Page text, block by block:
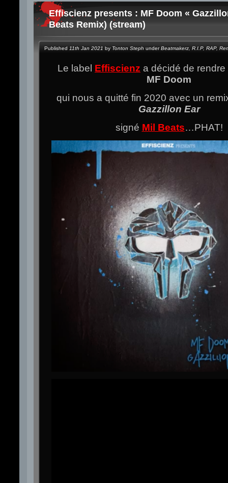
Effiscienz presents : MF Doom «
Beats Remix) (stream)
Published 11th Jan 2021 by Tonton Steph underBeatmakerz R.I.P, RAP,
Le label Effiscienz a décidé de
MF Doom
qui nous a quitté fin 2020 avec un
Gazzillon Ear
signé Mil Beats…PHAT!